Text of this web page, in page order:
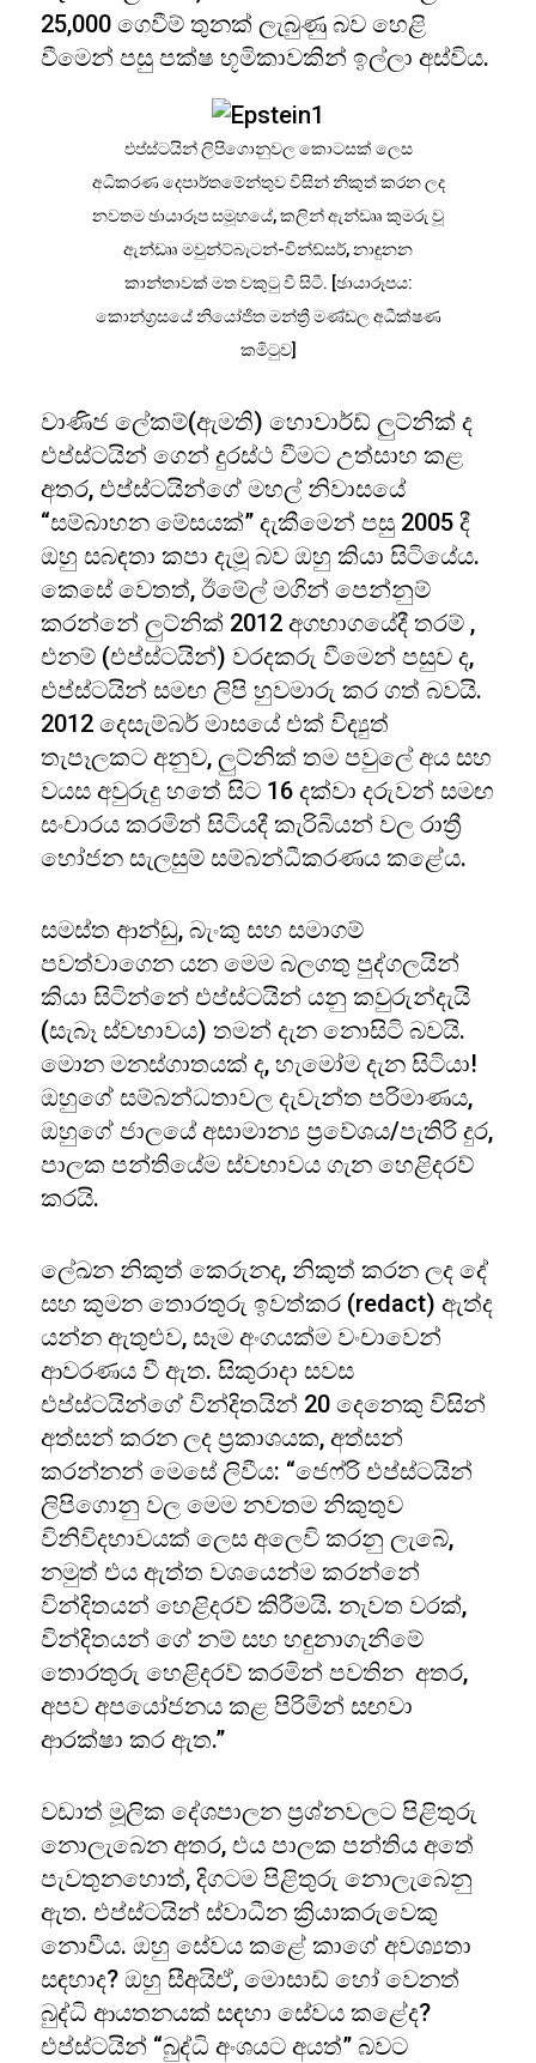
25,000 ගෙවීම් තුනක් ලැබුණු බව හෙළි
වීමෙන් පසු පක්ෂ භූමිකාවකින් ඉල්ලා අස්විය.
එප්ස්ටයින් ලිපිගොනුවල කොටසක් ලෙස
අධිකරණ දෙපාර්තමේන්තුව විසින් නිකුත් කරන ලද
නවතම ඡායාරූප සමූහයේ, කලින් ඇන්ඩෲ කුමරු වූ
ඇන්ඩෲ මවුන්ට්බැටන්-වින්ඩ්සර්, නාඳුනන
කාන්තාවක් මත වකුටු වී සිටී. [ඡායාරූපය:
කොන්ග්‍රසයේ නියෝජිත මන්ත්‍රී මණ්ඩල අධීක්ෂණ
කමිටුව]
වාණිජ ලේකම්(ඇමති) හොවාර්ඩ් ලුට්නික් ද
එප්ස්ටයින් ගෙන් දුරස්ථ වීමට උත්සාහ කළ
අතර, එප්ස්ටයින්ගේ මහල් නිවාසයේ
“සම්බාහන මේසයක්” දැකීමෙන් පසු 2005 දී
ඔහු සබඳතා කපා දැමූ බව ඔහු කියා සිටියේය.
කෙසේ වෙතත්, ඊමේල් මගින් පෙන්නුම්
කරන්නේ ලුට්නික් 2012 අගභාගයේදී තරම් ,
එනම් (එප්ස්ටයින්) වරදකරු වීමෙන් පසුව ද,
එප්ස්ටයින් සමඟ ලිපි හුවමාරු කර ගත් බවයි.
2012 දෙසැම්බර් මාසයේ එක් විද්‍යුත්
තැපෑලකට අනුව, ලුට්නික් තම පවුලේ අය සහ
වයස අවුරුදු හතේ සිට 16 දක්වා දරුවන් සමඟ
සංචාරය කරමින් සිටියදී කැරිබියන් වල රාත්‍රී
භෝජන සැලසුම් සම්බන්ධීකරණය කළේය.
සමස්ත ආන්ඩු, බැංකු සහ සමාගම්
පවත්වාගෙන යන මෙම බලගතු පුද්ගලයින්
කියා සිටින්නේ එප්ස්ටයින් යනු කවුරුන්දැයි
(සැබෑ ස්වභාවය) තමන් දැන නොසිටි බවයි.
මොන මනස්ගාතයක් ද, හැමෝම දැන සිටියා!
ඔහුගේ සම්බන්ධතාවල දැවැන්ත පරිමාණය,
ඔහුගේ ජාලයේ අසාමාන්‍ය ප්‍රවේශය/පැතිරි දුර,
පාලක පන්තියේම ස්වභාවය ගැන හෙළිදරව්
කරයි.
ලේඛන නිකුත් කෙරුනද, නිකුත් කරන ලද දේ
සහ කුමන තොරතුරු ඉවත්කර (redact) ඇත්ද
යන්න ඇතුළුව, සෑම අංගයක්ම වංචාවෙන්
ආවරණය වී ඇත. සිකුරාදා සවස
එප්ස්ටයින්ගේ වින්දිතයින් 20 දෙනෙකු විසින්
අත්සන් කරන ලද ප්‍රකාශයක, අත්සන්
කරන්නන් මෙසේ ලිවීය: “ජෙෆ්රි එප්ස්ටයින්
ලිපිගොනු වල මෙම නවතම නිකුතුව
විනිවිදභාවයක් ලෙස අලෙවි කරනු ලැබේ,
නමුත් එය ඇත්ත වශයෙන්ම කරන්නේ
වින්දිතයන් හෙළිදරව් කිරීමයි. නැවත වරක්,
වින්දිතයන් ගේ නම් සහ හඳුනාගැනීමේ
තොරතුරු හෙළිදරව් කරමින් පවතින අතර,
අපව අපයෝජනය කළ පිරිමින් සඟවා
ආරක්ෂා කර ඇත.”
වඩාත් මූලික දේශපාලන ප්‍රශ්නවලට පිළිතුරු
නොලැබෙන අතර, එය පාලක පන්තිය අතේ
පැවතුනහොත්, දිගටම පිළිතුරු නොලැබෙනු
ඇත. එප්ස්ටයින් ස්වාධීන ක්‍රියාකරුවෙකු
නොවීය. ඔහු සේවය කළේ කාගේ අවශ්‍යතා
සඳහාද? ඔහු සීඅයිඒ, මොසාඩ් හෝ වෙනත්
බුද්ධි ආයතනයක් සඳහා සේවය කළේද?
එප්ස්ටයින් “බුද්ධි අංශයට අයත්” බවට